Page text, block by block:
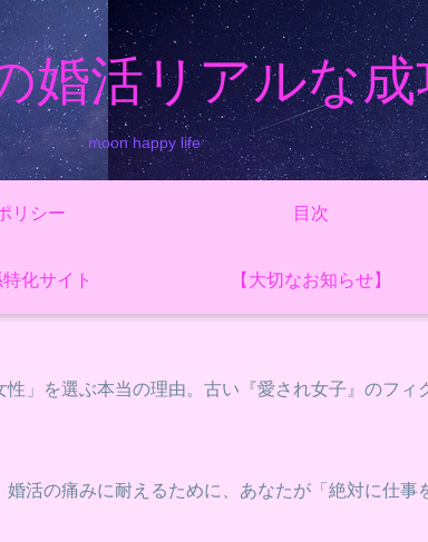
婚活リアルな
moon happy life
リシー 目次
化サイト 【大切なお知らせ】
」を選ぶ本当の理由。古い『愛され女子』のフィ
活の痛みに耐えるために、あなたが「絶対に仕事